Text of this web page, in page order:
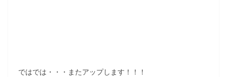
ではでは・・・またアップします！！！